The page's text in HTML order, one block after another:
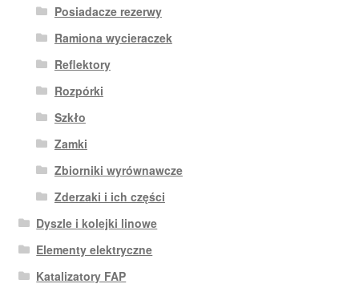
Posiadacze rezerwy
Ramiona wycieraczek
Reflektory
Rozpórki
Szkło
Zamki
Zbiorniki wyrównawcze
Zderzaki i ich części
Dyszle i kolejki linowe
Elementy elektryczne
Katalizatory FAP